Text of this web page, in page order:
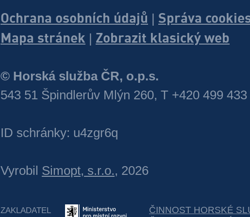
Ochrana osobních údajů Správa
Mapa stránek Zobrazit klasický web
© Horská služba ČR, o.p.s.
543 51 Špindlerův Mlýn 260, T +420 499 433
ID schránky: u4zgr6q
Vyrobil Simopt, s.r.o., 2026
ZAKLADATEL
ČINNOST HORSKÉ